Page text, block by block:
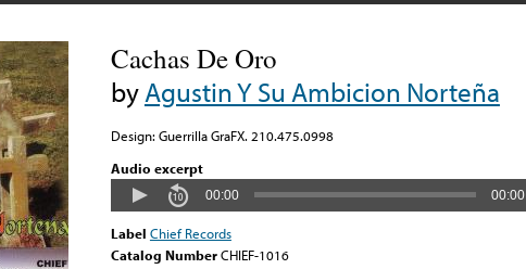
Cachas De Oro
byAgustin Y Su Ambicion Norteña
Design: Guerrilla GraFX. 210.475.0998
Audio excerpt
00:00 00:00
Label Chief Records
Catalog NumberCHIEF-1016